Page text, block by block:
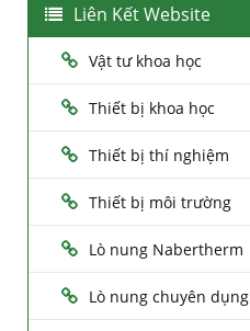
Liên Kết Website
Vật tư khoa học
Thiết bị khoa học
Thiết bị thí nghiệm
Thiết bị môi trường
Lò nung Nabertherm
Lò nung chuyên dụng